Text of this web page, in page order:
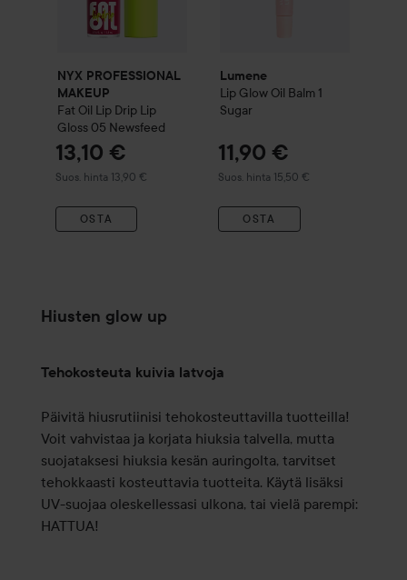
NYX PROFESSIONAL
MAKEUP
Fat Oil Lip Drip Lip
Gloss 05 Newsfeed
13,10 €
Suos. hinta 13,90 €
Suositeltu hinta 13,90 €
OSTA
Lumene
Lip Glow Oil Balm 1
Sugar
11,90 €
Suos. hinta 15,50 €
Suositeltu hinta 15,50 €
OSTA
Hiusten glow up
Tehokosteuta kuivia latvoja
Päivitä hiusrutiinisi tehokosteuttavilla tuotteilla!
Voit vahvistaa ja korjata hiuksia talvella, mutta
suojataksesi hiuksia kesän auringolta, tarvitset
tehokkaasti kosteuttavia tuotteita. Käytä lisäksi
UV-suojaa oleskellessasi ulkona, tai vielä parempi:
HATTUA!